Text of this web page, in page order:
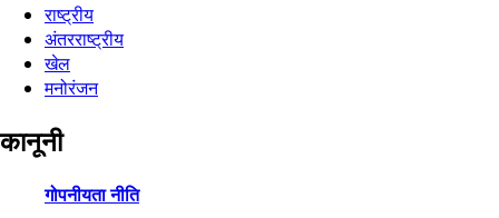
राष्ट्रीय
अंतरराष्ट्रीय
खेल
मनोरंजन
कानूनी
गोपनीयता नीति